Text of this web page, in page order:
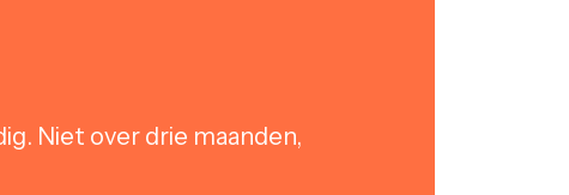
Niet over drie maanden,